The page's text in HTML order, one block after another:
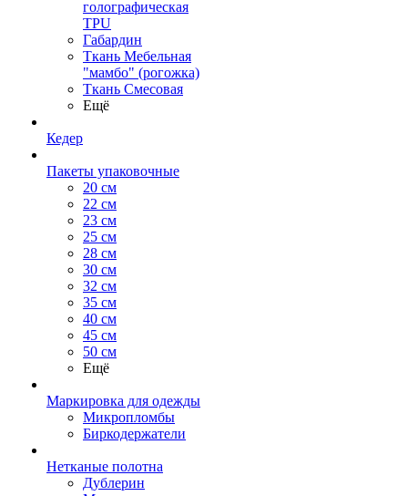
голографическая
TPU
Габардин
Ткань Мебельная
"мамбо" (рогожка)
Ткань Смесовая
Ещё
Кедер
Пакеты упаковочные
20 см
22 см
23 см
25 см
28 см
30 см
32 см
35 см
40 см
45 см
50 см
Ещё
Маркировка для одежды
Микропломбы
Биркодержатели
Нетканые полотна
Дублерин